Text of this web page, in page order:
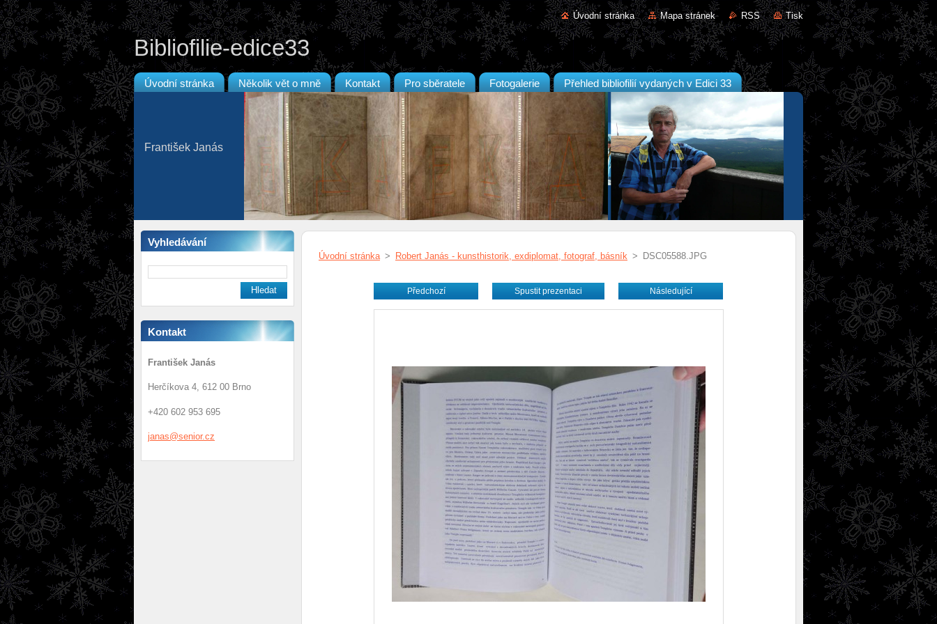
Úvodní stránka Mapa stránek RSS Tisk
Bibliofilie-edice33
Úvodní stránka Několik vět o mně Kontakt Pro sběratele Fotogalerie Přehled bibliofilií vydaných v Edici 33
František Janás
Vyhledávání
Kontakt
František Janás
Herčíkova 4, 612 00 Brno
+420 602 953 695
janas@senior.cz
Úvodní stránka > Robert Janás - kunsthistorik, exdiplomat, fotograf, básník > DSC05588.JPG
Předchozí Spustit prezentaci Následující